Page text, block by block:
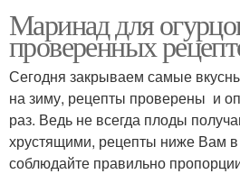
Маринад для
проверенных
Сегодня закрываем самые
на зиму, рецепты проверены и
раз. Ведь не всегда плоды
хрустящими, рецепты ниже Вам в
соблюдайте правильно